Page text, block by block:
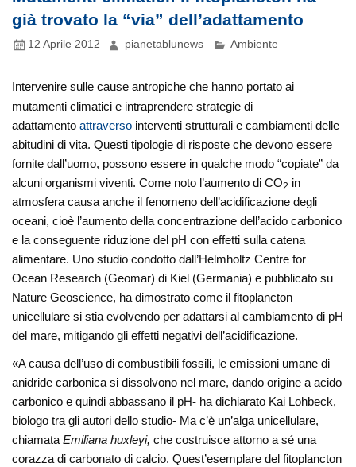
già trovato la “via” dell’adattamento
12 Aprile 2012 pianetablunews Ambiente
Intervenire sulle cause antropiche che hanno portato ai
mutamenti climatici e intraprendere strategie di
adattamentoattraverso interventi strutturali e cambiamenti delle
abitudini di vita. Questi tipologie di risposte che devono essere
fornite dall’uomo, possono essere in qualche modo “copiate” da
alcuni organismi viventi. Come noto l’aumento di CO2 in
atmosfera causa anche il fenomeno dell’acidificazione degli
oceani, cioè l’aumento della concentrazione dell’acido carbonico
e la conseguente riduzione del pH con effetti sulla catena
alimentare. Uno studio condotto dall’Helmholtz Centre for
Ocean Research (Geomar) di Kiel (Germania) e pubblicato su
Nature Geoscience, ha dimostrato come il fitoplancton
unicellulare si stia evolvendo per adattarsi al cambiamento di pH
del mare, mitigando gli effetti negativi dell’acidificazione.
«A causa dell’uso di combustibili fossili, le emissioni umane di
anidride carbonica si dissolvono nel mare, dando origine a acido
carbonico e quindi abbassano il pH- ha dichiarato Kai Lohbeck,
biologo tra gli autori dello studio- Ma c’è un’alga unicellulare,
chiamataEmiliana huxleyi, che costruisce attorno a sé una
corazza di carbonato di calcio. Quest’esemplare del fitoplancton